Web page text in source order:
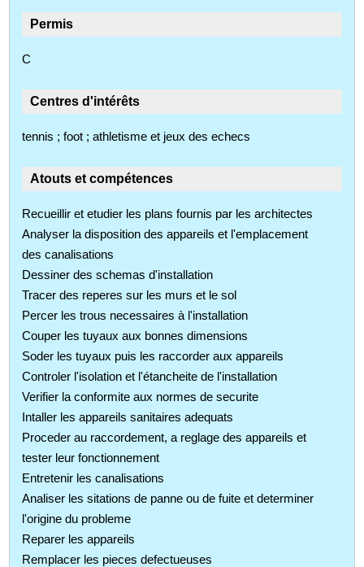
Permis
C
Centres d'intérêts
tennis ; foot ; athletisme et jeux des echecs
Atouts et compétences
Recueillir et etudier les plans fournis par les architectes
Analyser la disposition des appareils et l'emplacement
des canalisations
Dessiner des schemas d'installation
Tracer des reperes sur les murs et le sol
Percer les trous necessaires à l'installation
Couper les tuyaux aux bonnes dimensions
Soder les tuyaux puis les raccorder aux appareils
Controler l'isolation et l'étancheite de l'installation
Verifier la conformite aux normes de securite
Intaller les appareils sanitaires adequats
Proceder au raccordement, a reglage des appareils et
tester leur fonctionnement
Entretenir les canalisations
Analiser les sitations de panne ou de fuite et determiner
l'origine du probleme
Reparer les appareils
Remplacer les pieces defectueuses